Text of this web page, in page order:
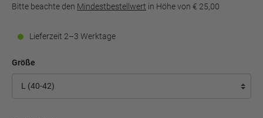
Bitte beachte den Mindestbestellwert in Höhe von € 25,00
Lieferzeit 2–3 Werktage
Größe